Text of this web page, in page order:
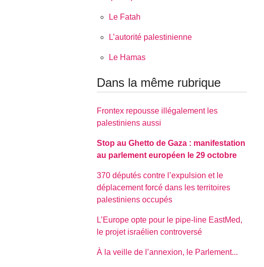
Le Fatah
L’autorité palestinienne
Le Hamas
Dans la même rubrique
Frontex repousse illégalement les
palestiniens aussi
Stop au Ghetto de Gaza : manifestation
au parlement européen le 29 octobre
370 députés contre l’expulsion et le
déplacement forcé dans les territoires
palestiniens occupés
L’Europe opte pour le pipe-line EastMed,
le projet israélien controversé
À la veille de l’annexion, le Parlement...